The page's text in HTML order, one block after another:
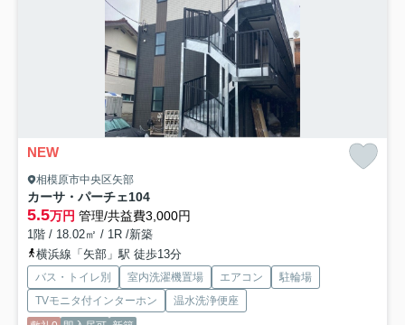
NEW
相模原市中央区矢部
カーサ・パーチェ104
5.5万円 管理/共益費3,000円
1階 / 18.02㎡ / 1R /新築
横浜線「矢部」駅 徒歩13分
バス・トイレ別 室内洗濯機置場 エアコン
駐輪場
TVモニタ付インターホン
温水洗浄便座